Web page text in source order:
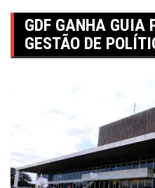
GDF GANHA GUIA
GESTÃO DE